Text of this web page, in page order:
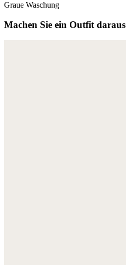
Graue Waschung
Machen Sie ein Outfit daraus